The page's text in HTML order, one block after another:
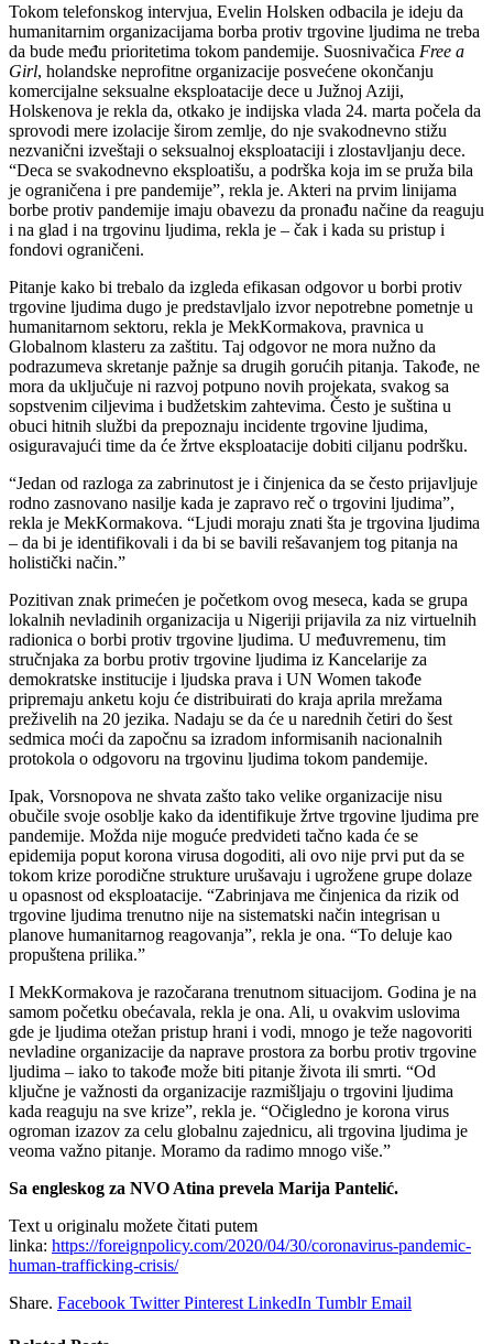
Tokom telefonskog intervjua, Evelin Holsken odbacila je ideju da
humanitarnim organizacijama borba protiv trgovine ljudima ne treba
da bude među prioritetima tokom pandemije. Suosnivačica Free a
Girl, holandske neprofitne organizacije posvećene okončanju
komercijalne seksualne eksploatacije dece u Južnoj Aziji,
Holskenova je rekla da, otkako je indijska vlada 24. marta počela da
sprovodi mere izolacije širom zemlje, do nje svakodnevno stižu
nezvanični izveštaji o seksualnoj eksploataciji i zlostavljanju dece.
“Deca se svakodnevno eksploatišu, a podrška koja im se pruža bila
je ograničena i pre pandemije”, rekla je. Akteri na prvim linijama
borbe protiv pandemije imaju obavezu da pronađu načine da reaguju
i na glad i na trgovinu ljudima, rekla je – čak i kada su pristup i
fondovi ograničeni.
Pitanje kako bi trebalo da izgleda efikasan odgovor u borbi protiv
trgovine ljudima dugo je predstavljalo izvor nepotrebne pometnje u
humanitarnom sektoru, rekla je MekKormakova, pravnica u
Globalnom klasteru za zaštitu. Taj odgovor ne mora nužno da
podrazumeva skretanje pažnje sa drugih gorućih pitanja. Takođe, ne
mora da uključuje ni razvoj potpuno novih projekata, svakog sa
sopstvenim ciljevima i budžetskim zahtevima. Često je suština u
obuci hitnih službi da prepoznaju incidente trgovine ljudima,
osiguravajući time da će žrtve eksploatacije dobiti ciljanu podršku.
“Jedan od razloga za zabrinutost je i činjenica da se često prijavljuje
rodno zasnovano nasilje kada je zapravo reč o trgovini ljudima”,
rekla je MekKormakova. “Ljudi moraju znati šta je trgovina ljudima
– da bi je identifikovali i da bi se bavili rešavanjem tog pitanja na
holistički način.”
Pozitivan znak primećen je početkom ovog meseca, kada se grupa
lokalnih nevladinih organizacija u Nigeriji prijavila za niz virtuelnih
radionica o borbi protiv trgovine ljudima. U međuvremenu, tim
stručnjaka za borbu protiv trgovine ljudima iz Kancelarije za
demokratske institucije i ljudska prava i UN Women takođe
pripremaju anketu koju će distribuirati do kraja aprila mrežama
preživelih na 20 jezika. Nadaju se da će u narednih četiri do šest
sedmica moći da započnu sa izradom informisanih nacionalnih
protokola o odgovoru na trgovinu ljudima tokom pandemije.
Ipak, Vorsnopova ne shvata zašto tako velike organizacije nisu
obučile svoje osoblje kako da identifikuje žrtve trgovine ljudima pre
pandemije. Možda nije moguće predvideti tačno kada će se
epidemija poput korona virusa dogoditi, ali ovo nije prvi put da se
tokom krize porodične strukture urušavaju i ugrožene grupe dolaze
u opasnost od eksploatacije. “Zabrinjava me činjenica da rizik od
trgovine ljudima trenutno nije na sistematski način integrisan u
planove humanitarnog reagovanja”, rekla je ona. “To deluje kao
propuštena prilika.”
I MekKormakova je razočarana trenutnom situacijom. Godina je na
samom početku obećavala, rekla je ona. Ali, u ovakvim uslovima
gde je ljudima otežan pristup hrani i vodi, mnogo je teže nagovoriti
nevladine organizacije da naprave prostora za borbu protiv trgovine
ljudima – iako to takođe može biti pitanje života ili smrti. “Od
ključne je važnosti da organizacije razmišljaju o trgovini ljudima
kada reaguju na sve krize”, rekla je. “Očigledno je korona virus
ogroman izazov za celu globalnu zajednicu, ali trgovina ljudima je
veoma važno pitanje. Moramo da radimo mnogo više.”
Sa engleskog za NVO Atina prevela Marija Pantelić.
Text u originalu možete čitati putem
linka: https://foreignpolicy.com/2020/04/30/coronavirus-pandemic-
human-trafficking-crisis/
Share. Facebook Twitter Pinterest LinkedIn Tumblr Email